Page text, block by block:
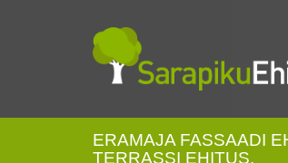
ERAMAJA FASSAADI
TERRASSI EHITUS.